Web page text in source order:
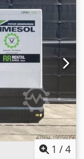
1 /4